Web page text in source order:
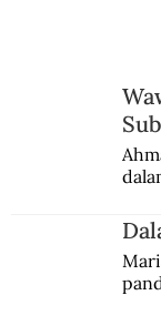
I-Tsing
Sriwijaya